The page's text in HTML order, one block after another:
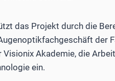
das Projekt durch die
der
Akademie, die
ein.